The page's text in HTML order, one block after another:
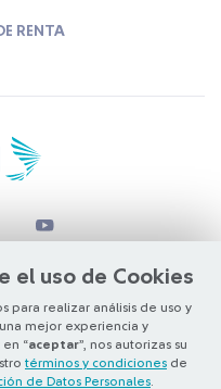
el uso de Cookies
para realizar análisis de uso y
mejor experiencia y
“aceptar”, nos autorizas su
términos y condiciones de
de Datos Personales
RENTA
2026